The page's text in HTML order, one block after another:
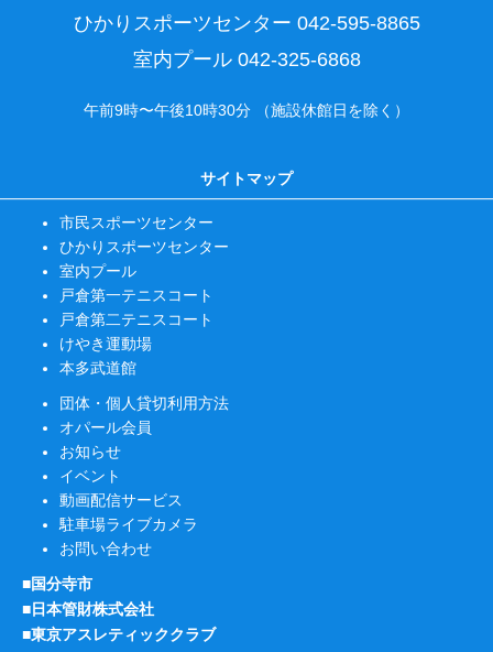
ひかりスポーツセンター 042-595-8865
室内プール 042-325-6868
午前9時〜午後10時30分 （施設休館日を除く）
サイトマップ
市民スポーツセンター
ひかりスポーツセンター
室内プール
戸倉第一テニスコート
戸倉第二テニスコート
けやき運動場
本多武道館
団体・個人貸切利用方法
オパール会員
お知らせ
イベント
動画配信サービス
駐車場ライブカメラ
お問い合わせ
■国分寺市
■日本管財株式会社
■東京アスレティッククラブ